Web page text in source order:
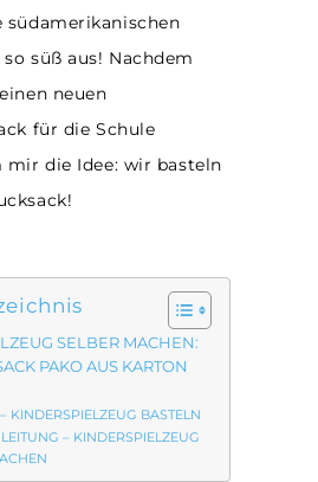
südamerikanischen
süß aus! Nachdem
neuen
für die Schule
mir die Idee: wir basteln
SELBER MACHEN:
PAKO AUS KARTON
KINDERSPIELZEUG BASTELN
– KINDERSPIELZEUG